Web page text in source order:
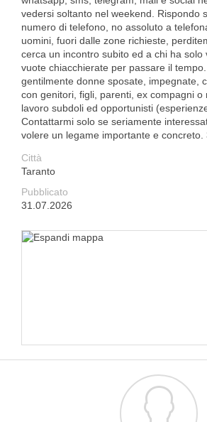
vedersi soltanto nel weekend. Rispondo
numero di telefono, no assoluto a
uomini, fuori dalle zone richieste,
cerca un incontro subito ed a chi ha solo
vuote chiacchierate per passare il
gentilmente donne sposate, impegnate,
con genitori, figli, parenti, ex compagni o
lavoro subdoli ed opportunisti
Contattarmi solo se seriamente
volere un legame importante e concreto.
Città
Taranto
Pubblicato
31.07.2026